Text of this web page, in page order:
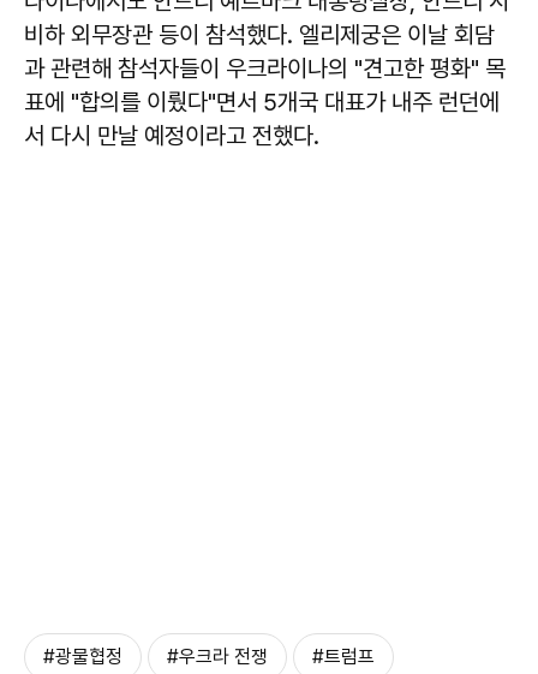
비하 외무장관 등이 참석했다. 엘리제궁은 이날 회담
과 관련해 참석자들이 우크라이나의 "견고한 평화" 목
표에 "합의를 이뤘다"면서 5개국 대표가 내주 런던에
서 다시 만날 예정이라고 전했다.
#광물협정 #우크라 전쟁 #트럼프